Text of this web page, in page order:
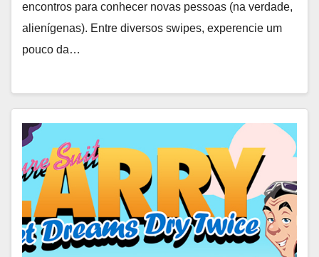
encontros para conhecer novas pessoas (na verdade,
alienígenas). Entre diversos swipes, experencie um
pouco da…